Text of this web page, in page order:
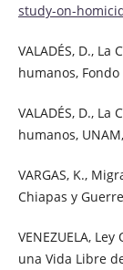
study-on-
VALADÉS, D.,
humanos,
VALADÉS, D.,
humanos,
VARGAS, K.,
Chiapas y
VENEZUELA,
una Vida Libre